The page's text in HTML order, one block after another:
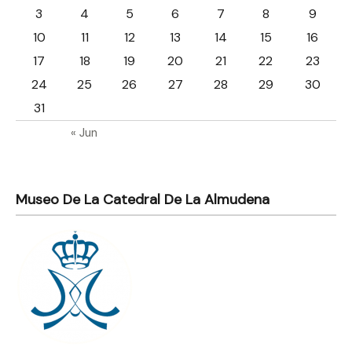
« Jun
3
4 5 6 7 8
9
10
11 12 13 14 15
16
17
18 19 20 21 22
23
24
25 26 27 28 29
30
31
Museo De La Catedral De La Almudena